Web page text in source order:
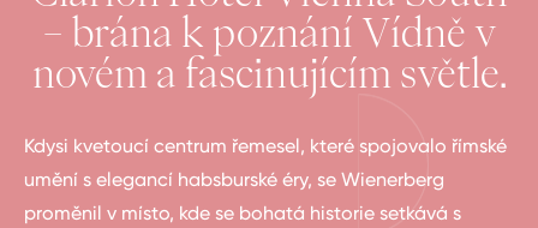
– brána k poznání Vídně v
novém a fascinujícím světle.
Kdysi kvetoucí centrum řemesel, které spojovalo římské
umění s elegancí habsburské éry, se Wienerberg
proměnil v místo, kde se bohatá historie setkává s